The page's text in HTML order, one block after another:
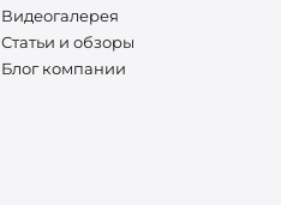
Видеогалерея
Статьи и обзоры
Блог компании